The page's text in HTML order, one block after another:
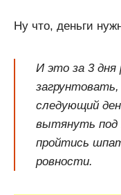
Ну что, деньги
И это за 3
следующий
вытянуть под
пройтись
ровности.